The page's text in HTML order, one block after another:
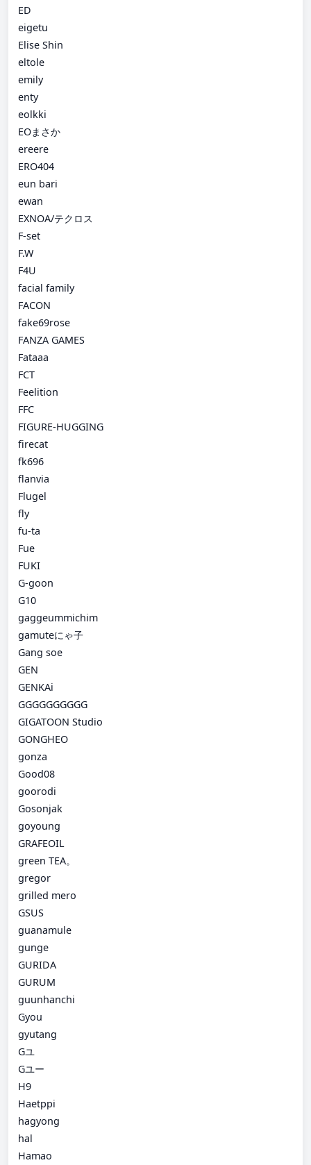
ED
eigetu
Elise Shin
eltole
emily
enty
eolkki
EOまさか
ereere
ERO404
eun bari
ewan
EXNOA/テクロス
F-set
F.W
F4U
facial family
FACON
fake69rose
FANZA GAMES
Fataaa
FCT
Feelition
FFC
FIGURE-HUGGING
firecat
fk696
flanvia
Flugel
fly
fu-ta
Fue
FUKI
G-goon
G10
gaggeummichim
gamuteにゃ子
Gang soe
GEN
GENKAi
GGGGGGGGGG
GIGATOON Studio
GONGHEO
gonza
Good08
goorodi
Gosonjak
goyoung
GRAFEOIL
green TEA。
gregor
grilled mero
GSUS
guanamule
gunge
GURIDA
GURUM
guunhanchi
Gyou
gyutang
Gユ
Gユー
H9
Haetppi
hagyong
hal
Hamao